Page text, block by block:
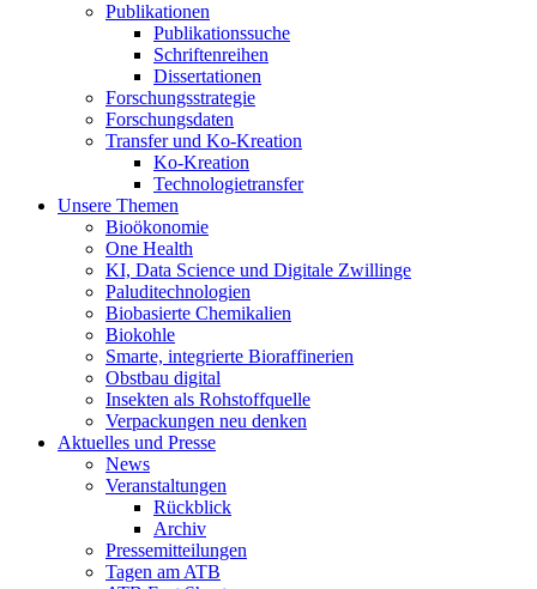
Publikationen
Publikationssuche
Schriftenreihen
Dissertationen
Forschungsstrategie
Forschungsdaten
Transfer und Ko-Kreation
Ko-Kreation
Technologietransfer
Unsere Themen
Bioökonomie
One Health
KI, Data Science und Digitale Zwillinge
Paluditechnologien
Biobasierte Chemikalien
Biokohle
Smarte, integrierte Bioraffinerien
Obstbau digital
Insekten als Rohstoffquelle
Verpackungen neu denken
Aktuelles und Presse
News
Veranstaltungen
Rückblick
Archiv
Pressemitteilungen
Tagen am ATB